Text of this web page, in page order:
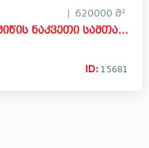
620000 მ²
იყიდება სახნავ სათესი მიწის ნაკვეთი სამთაწყაროში, დედოფლისწყარო
ID: 15681